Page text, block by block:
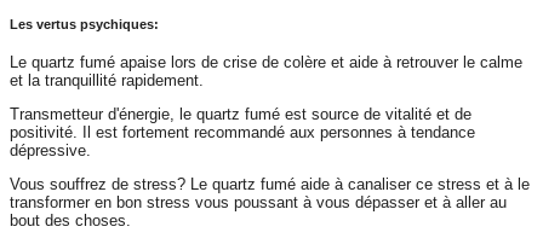
Les vertus psychiques:
Le quartz fumé apaise lors de crise de colère et aide à retrouver le calme
et la tranquillité rapidement.
Transmetteur d'énergie, le quartz fumé est source de vitalité et de
positivité. Il est fortement recommandé aux personnes à tendance
dépressive.
Vous souffrez de stress? Le quartz fumé aide à canaliser ce stress et à le
transformer en bon stress vous poussant à vous dépasser et à aller au
bout des choses.